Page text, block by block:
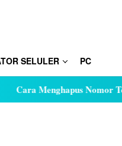
SELULER PC
Nomor Telepon